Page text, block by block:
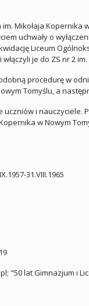
im. Mikołaja
uchwały o
Liceum
je do ZS nr 2
procedurę w
Tomyślu, a
i nauczyciele.
w Nowym
31.VIII.1965
lat Gimnazjum i